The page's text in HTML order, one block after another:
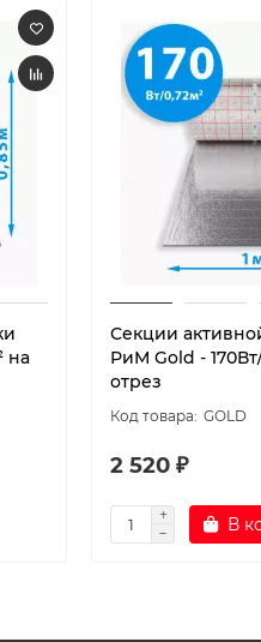
на
Секции
РиМ Gold -
отрез
GOLD
2 520 ₽
В